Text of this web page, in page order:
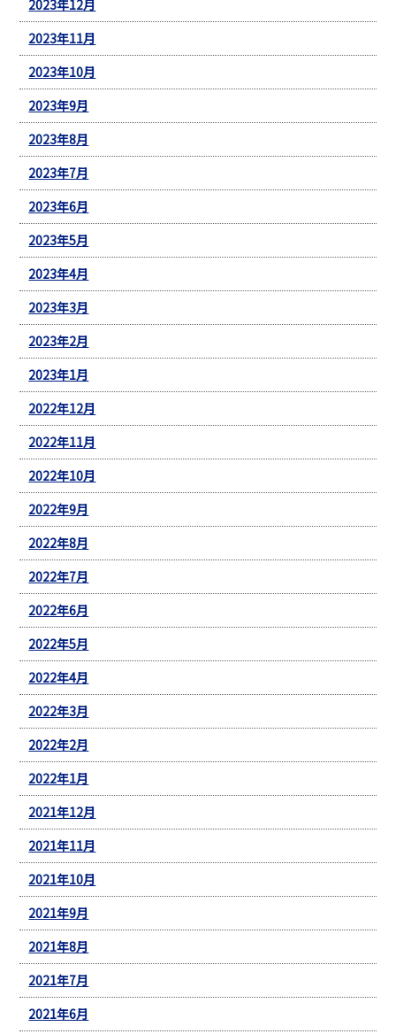
2023年12月
2023年11月
2023年10月
2023年9月
2023年8月
2023年7月
2023年6月
2023年5月
2023年4月
2023年3月
2023年2月
2023年1月
2022年12月
2022年11月
2022年10月
2022年9月
2022年8月
2022年7月
2022年6月
2022年5月
2022年4月
2022年3月
2022年2月
2022年1月
2021年12月
2021年11月
2021年10月
2021年9月
2021年8月
2021年7月
2021年6月